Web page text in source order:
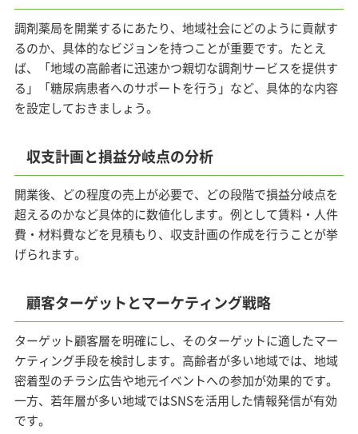
調剤薬局を開業するにあたり、地域社会にどのように貢献す
るのか、具体的なビジョンを持つことが重要です。たとえ
ば、「地域の高齢者に迅速かつ親切な調剤サービスを提供す
る」「糖尿病患者へのサポートを行う」など、具体的な内容
を設定しておきましょう。
収支計画と損益分岐点の分析
開業後、どの程度の売上が必要で、どの段階で損益分岐点を
超えるのかなど具体的に数値化します。例として賃料・人件
費・材料費などを見積もり、収支計画の作成を行うことが挙
げられます。
顧客ターゲットとマーケティング戦略
ターゲット顧客層を明確にし、そのターゲットに適したマー
ケティング手段を検討します。高齢者が多い地域では、地域
密着型のチラシ広告や地元イベントへの参加が効果的です。
一方、若年層が多い地域ではSNSを活用した情報発信が有効
です。